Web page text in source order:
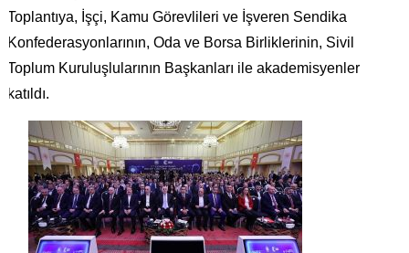
Toplantıya, İşçi, Kamu Görevlileri ve İşveren Sendika
Konfederasyonlarının, Oda ve Borsa Birliklerinin, Sivil
Toplum Kuruluşlularının Başkanları ile akademisyenler
katıldı.